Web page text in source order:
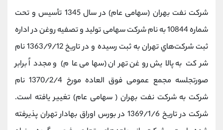
شرکت نفت بهران (سهامی عام) در سال 1345 تأسیس و تحت
شماره 10844 به نام شرکت سهامی تولید و تصفیه روغن در اداره
ثبت شرکت‌هاي تهران به ثبت رسیده و در تاریخ 1363/9/12 نام
شرکت به پالایش روغن تهران (سهامی عام) و مجدداً برابر
صورتجلسه مجمع عمومی فوق العاده مورخ 1370/2/4 نام
شرکت به شرکت نفت بهران ( سهامی عام) تغییر یافته است.
شرکت در تاریخ 1369/1/6 در بورس اوراق بهادار تهران پذیرفته